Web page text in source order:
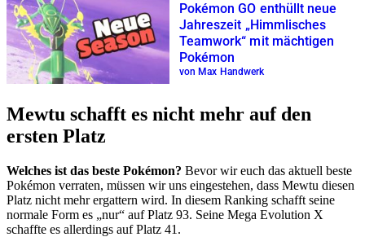
Pokémon GO enthüllt neue
Jahreszeit „Himmlisches
Teamwork“ mit mächtigen
Pokémon
von Max Handwerk
Mewtu schafft es nicht mehr auf den
ersten Platz
Welches ist das beste Pokémon? Bevor wir euch das aktuell beste
Pokémon verraten, müssen wir uns eingestehen, dass Mewtu diesen
Platz nicht mehr ergattern wird. In diesem Ranking schafft seine
normale Form es „nur“ auf Platz 93. Seine Mega Evolution X
schaffte es allerdings auf Platz 41.